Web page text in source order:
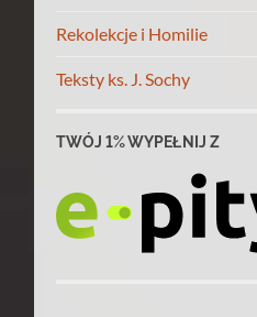
Rekolekcje i Homilie
Teksty ks. J. Sochy
TWÓJ 1% WYPEŁNIJ Z